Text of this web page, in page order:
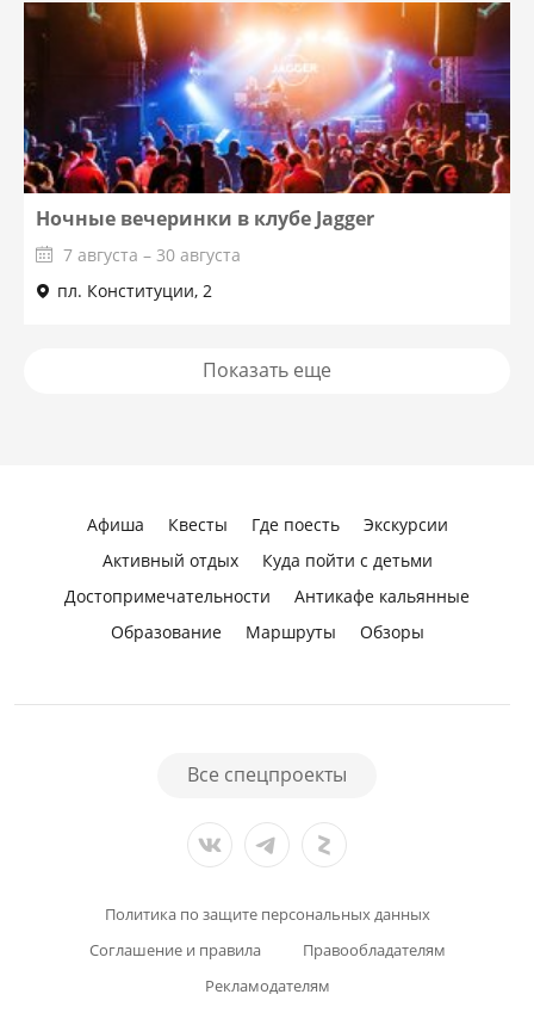
Ночные вечеринки в клубе Jagger
7 августа – 30 августа
пл. Конституции, 2
Показать еще
Афиша Квесты Где поесть
Экскурсии
Активный отдых
Куда пойти с детьми
Достопримечательности
Антикафе кальянные
Образование
Маршруты Обзоры
Все спецпроекты
Политика по защите персональных данных
Соглашение и правила
Правообладателям
Рекламодателям